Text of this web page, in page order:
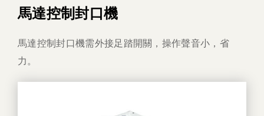
馬達控制封口機
馬達控制封口機需外接足踏開關，操作聲音小，省
力。